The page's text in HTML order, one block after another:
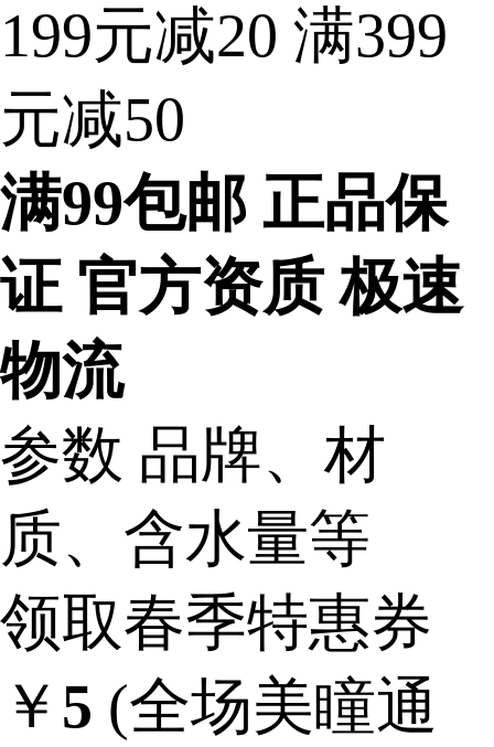
199元减20 满399
元减50
满99包邮 正品保
证 官方资质 极速
物流
参数 品牌、材
质、含水量等
领取春季特惠券
￥ 5 (全场美瞳通